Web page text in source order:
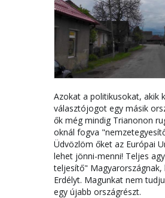
Azokat a politikusokat, akik
választójogot egy másik
ők még mindig Trianonon
oknál fogva
Üdvözlöm őket az Európai
lehet jönni-menni! Teljes
teljesítő" Magyarországnak,
Erdélyt. Magunkat nem
egy újabb országrészt.